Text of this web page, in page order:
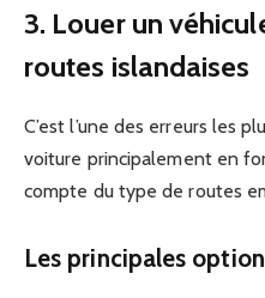
3. Louer un
routes islandaises
C’est l’une des erreurs les
voiture principalement en
compte du type de routes
Les principales